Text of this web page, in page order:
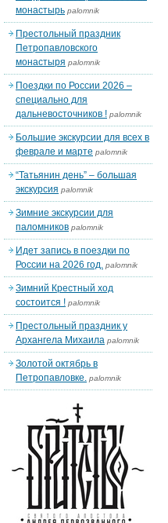
монастырь palomnik
Престольный праздник
Петропавловского
монастыря palomnik
Поездки по России 2026 –
специально для
дальневосточников ! palomnik
Большие экскурсии для всех в
феврале и марте palomnik
“Татьянин день” – большая
экскурсия palomnik
Зимние экскурсии для
паломников palomnik
Идет запись в поездки по
России на 2026 год. palomnik
Зимний Крестный ход
состоится ! palomnik
Престольный праздник у
Архангела Михаила palomnik
Золотой октябрь в
Петропавловке. palomnik